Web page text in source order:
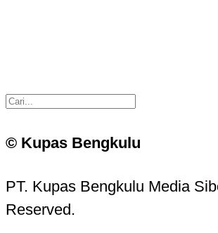
© Kupas Bengkulu
PT. Kupas Bengkulu Media
Reserved.